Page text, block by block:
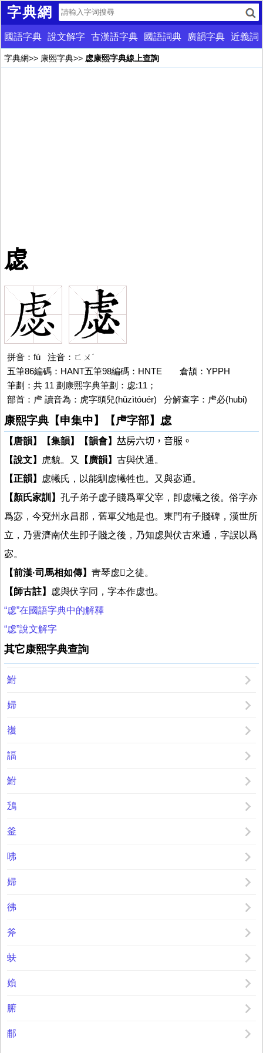
字典網
國語字典 說文解字 古漢語字典 國語詞典 廣韻字典 近義詞
字典網>> 康熙字典>> 虙康熙字典線上查詢
虙
拼音：fú 注音：ㄈㄨˊ
五筆86編碼：HANT五筆98編碼：HNTE
倉頡：YPPH
筆劃：共 11 劃康熙字典筆劃：虙:11；
部首：虍 讀音為：虎字頭兒(hǔzìtóuér) 分解查字：虍必(hubi)
康熙字典【申集中】【虍字部】虙
【唐韻】 【集韻】 【韻會】 𠀤房六切，音服。
【說文】
虎貌。又 【廣韻】 古與伏通。
【正韻】
虙犧氏，以能馴虙犧牲也。又與宓通。
【顏氏家訓】 孔子弟子虙子賤爲單父宰，卽虙犧之後。俗字亦
爲宓，今兗州永昌郡，舊單父地是也。東門有子賤碑，漢世所
立，乃雲濟南伏生卽子賤之後，乃知虙與伏古來通，字誤以爲
宓。
【前漢·司馬相如傳】 靑琴虙𡚱之徒。
【師古註】
虙與伏字同，字本作虙也。
“虙”在國語字典中的解釋
“虙”說文解字
其它康熙字典查詢
鮒
婦
㠅
諨
鮒
鴔
釜
咈
婦
彿
斧
蚨
媍
腑
郙